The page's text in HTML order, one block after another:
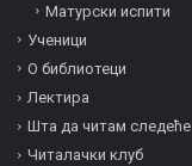
Матурски испити
Ученици
О библиотеци
Лектира
Шта да читам следеће
Читалачки клуб